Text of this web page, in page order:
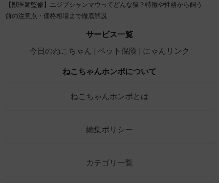
【獣医師監修】エジプシャンマウってどんな猫？特徴や性格から飼う
前の注意点・価格相場まで徹底解説
サービス一覧
今日のねこちゃん
ペット保険 にゃんリンク
ねこちゃんホンポについて
ねこちゃんホンポとは
編集ポリシー
カテゴリ一覧